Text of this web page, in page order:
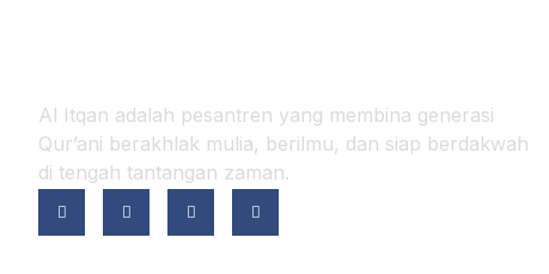
Al Itqan adalah pesantren yang membina generasi
Qur’ani berakhlak mulia, berilmu, dan siap berdakwah
di tengah tantangan zaman.